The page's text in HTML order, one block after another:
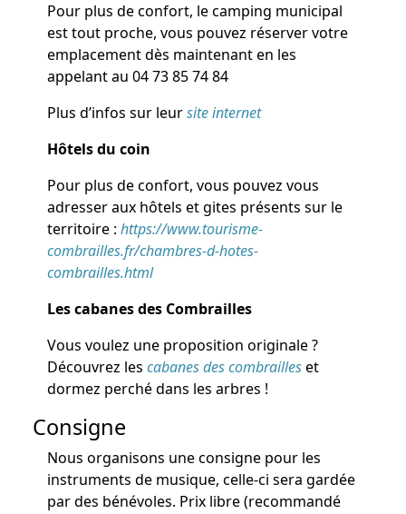
Pour plus de confort, le camping municipal
est tout proche, vous pouvez réserver votre
emplacement dès maintenant en les
appelant au 04 73 85 74 84
Plus d’infos sur leursite internet
Hôtels du coin
Pour plus de confort, vous pouvez vous
adresser aux hôtels et gites présents sur le
territoire : https://www.tourisme-
combrailles.fr/chambres-d-hotes-
combrailles.html
Les cabanes des Combrailles
Vous voulez une proposition originale ?
Découvrez les cabanes des combrailleset
dormez perché dans les arbres !
Consigne
Nous organisons une consigne pour les
instruments de musique, celle-ci sera gardée
par des bénévoles. Prix libre (recommandé